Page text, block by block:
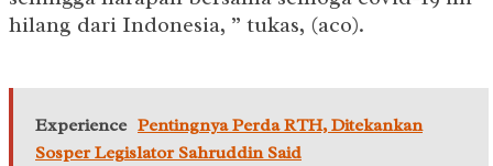
hilang dari Indonesia, ” tukas, (aco).
Experience Pentingnya Perda RTH, Ditekankan
Sosper Legislator Sahruddin Said